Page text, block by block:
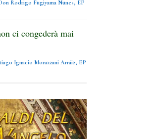
Rodrigo Fugiyama Nunes, EP
ci congederà mai
Ignacio Morazzani Arráiz, EP